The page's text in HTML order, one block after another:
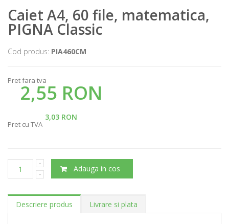
Caiet A4, 60 file, matematica,
PIGNA Classic
Cod produs: PIA460CM
Pret fara tva
2,55 RON
3,03 RON
Pret cu TVA
Adauga in cos
Descriere produs Livrare si plata